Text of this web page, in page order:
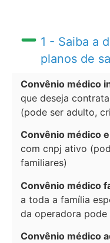
1 - Saiba a
planos de
Convênio médico
que deseja
(pode ser adulto,
Convênio médico
com cnpj ativo
familiares)
Convênio médico
a toda a família
da operadora
Convênio médico